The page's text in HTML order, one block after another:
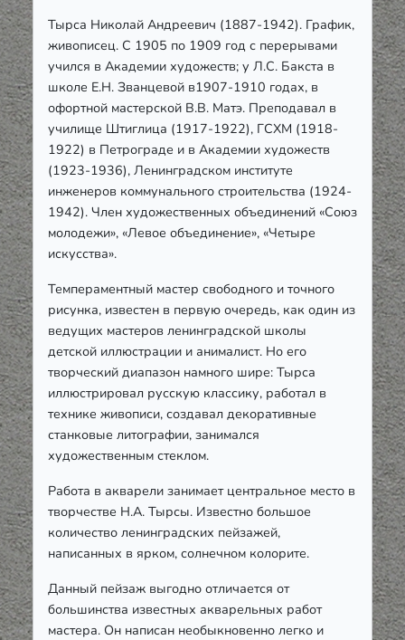
Тырса Николай Андреевич (1887-1942). График,
живописец. С 1905 по 1909 год с перерывами
учился в Академии художеств; у Л.С. Бакста в
школе Е.Н. Званцевой в1907-1910 годах, в
офортной мастерской В.В. Матэ. Преподавал в
училище Штиглица (1917-1922), ГСХМ (1918-
1922) в Петрограде и в Академии художеств
(1923-1936), Ленинградском институте
инженеров коммунального строительства (1924-
1942). Член художественных объединений «Союз
молодежи», «Левое объединение», «Четыре
искусства».
Темпераментный мастер свободного и точного
рисунка, известен в первую очередь, как один из
ведущих мастеров ленинградской школы
детской иллюстрации и анималист. Но его
творческий диапазон намного шире: Тырса
иллюстрировал русскую классику, работал в
технике живописи, создавал декоративные
станковые литографии, занимался
художественным стеклом.
Работа в акварели занимает центральное место в
творчестве Н.А. Тырсы. Известно большое
количество ленинградских пейзажей,
написанных в ярком, солнечном колорите.
Данный пейзаж выгодно отличается от
большинства известных акварельных работ
мастера. Он написан необыкновенно легко и